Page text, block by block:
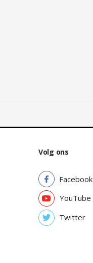
Volg ons
Facebook
YouTube
Twitter